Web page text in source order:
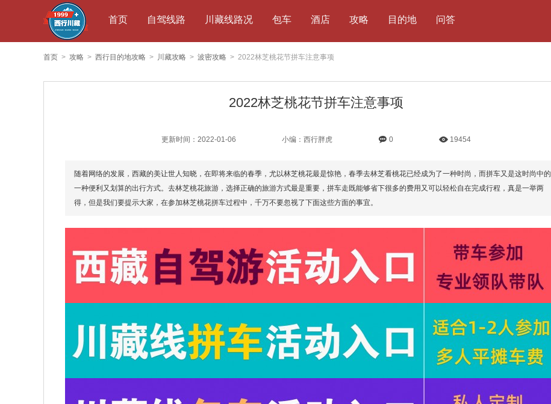
首页 自驾线路 川藏线路况 包车 酒店 攻略 目的地 问答
首页 > 攻略 > 西行目的地攻略 > 川藏攻略 > 波密攻略 > 2022林芝桃花节拼车注意事项
2022林芝桃花节拼车注意事项
更新时间：2022-01-06 小编：西行胖虎 0 19454
随着网络的发展，西藏的美让世人知晓，在即将来临的春季，尤以林芝桃花最是惊艳，春季去林芝看桃花已经成为了一种时尚，而拼车又是这时尚中的
一种便利又划算的出行方式。去林芝桃花旅游，选择正确的旅游方式最是重要，拼车走既能够省下很多的费用又可以轻松自在完成行程，真是一举两
得，但是我们要提示大家，在参加林芝桃花拼车过程中，千万不要忽视了下面这些方面的事宜。